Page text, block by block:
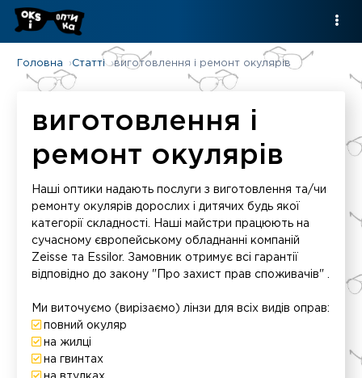
Головна Статті виготовлення і ремонт окулярів
виготовлення і
ремонт окулярів
Наші оптики надають послуги з виготовлення та/чи
ремонту окулярів дорослих і дитячих будь якої
категорії складності. Наші майстри працюють на
сучасному європейському обладнанні компаній
Zeisse та Essilor. Замовник отримує всі гарантії
відповідно до закону "Про захист прав споживачів" .
Ми виточуємо (вирізаємо) лінзи для всіх видів оправ:
повний окуляр
на жилці
на гвинтах
на втулках